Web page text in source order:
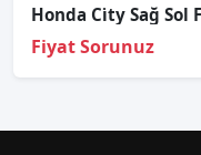
Fiyat Sorunuz